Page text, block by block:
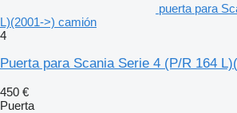
puerta para
L)(2001->) camión
4
Puerta para Scania Serie 4 (P/R 164
450 €
Puerta